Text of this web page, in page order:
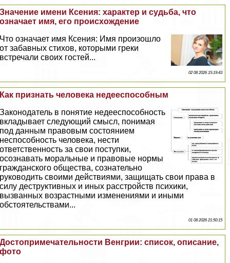
Значение имени Ксения: хаpaктер и судьба, что
означает имя, его происхождение
Что означает имя Ксения: Имя произошло
от забавных стихов, которыми греки
встречали своих гостей...
02 08 2026 15:19:43
Как признать человека недееспособным
Законодатель в понятие недееспособность
вкладывает следующий смысл, понимая
под данным правовым состоянием
неспособность человека, нести
ответственность за свои поступки,
осознавать мopaльные и правовые нормы
гражданского общества, сознательно
руководить своими действиями, защищать свои права в
силу деструктивных и иных расстройств психики,
вызванных возрастными изменениями и иными
обстоятельствами...
01 08 2026 21:50:15
Достопримечательности Венгрии: список, описание,
фото